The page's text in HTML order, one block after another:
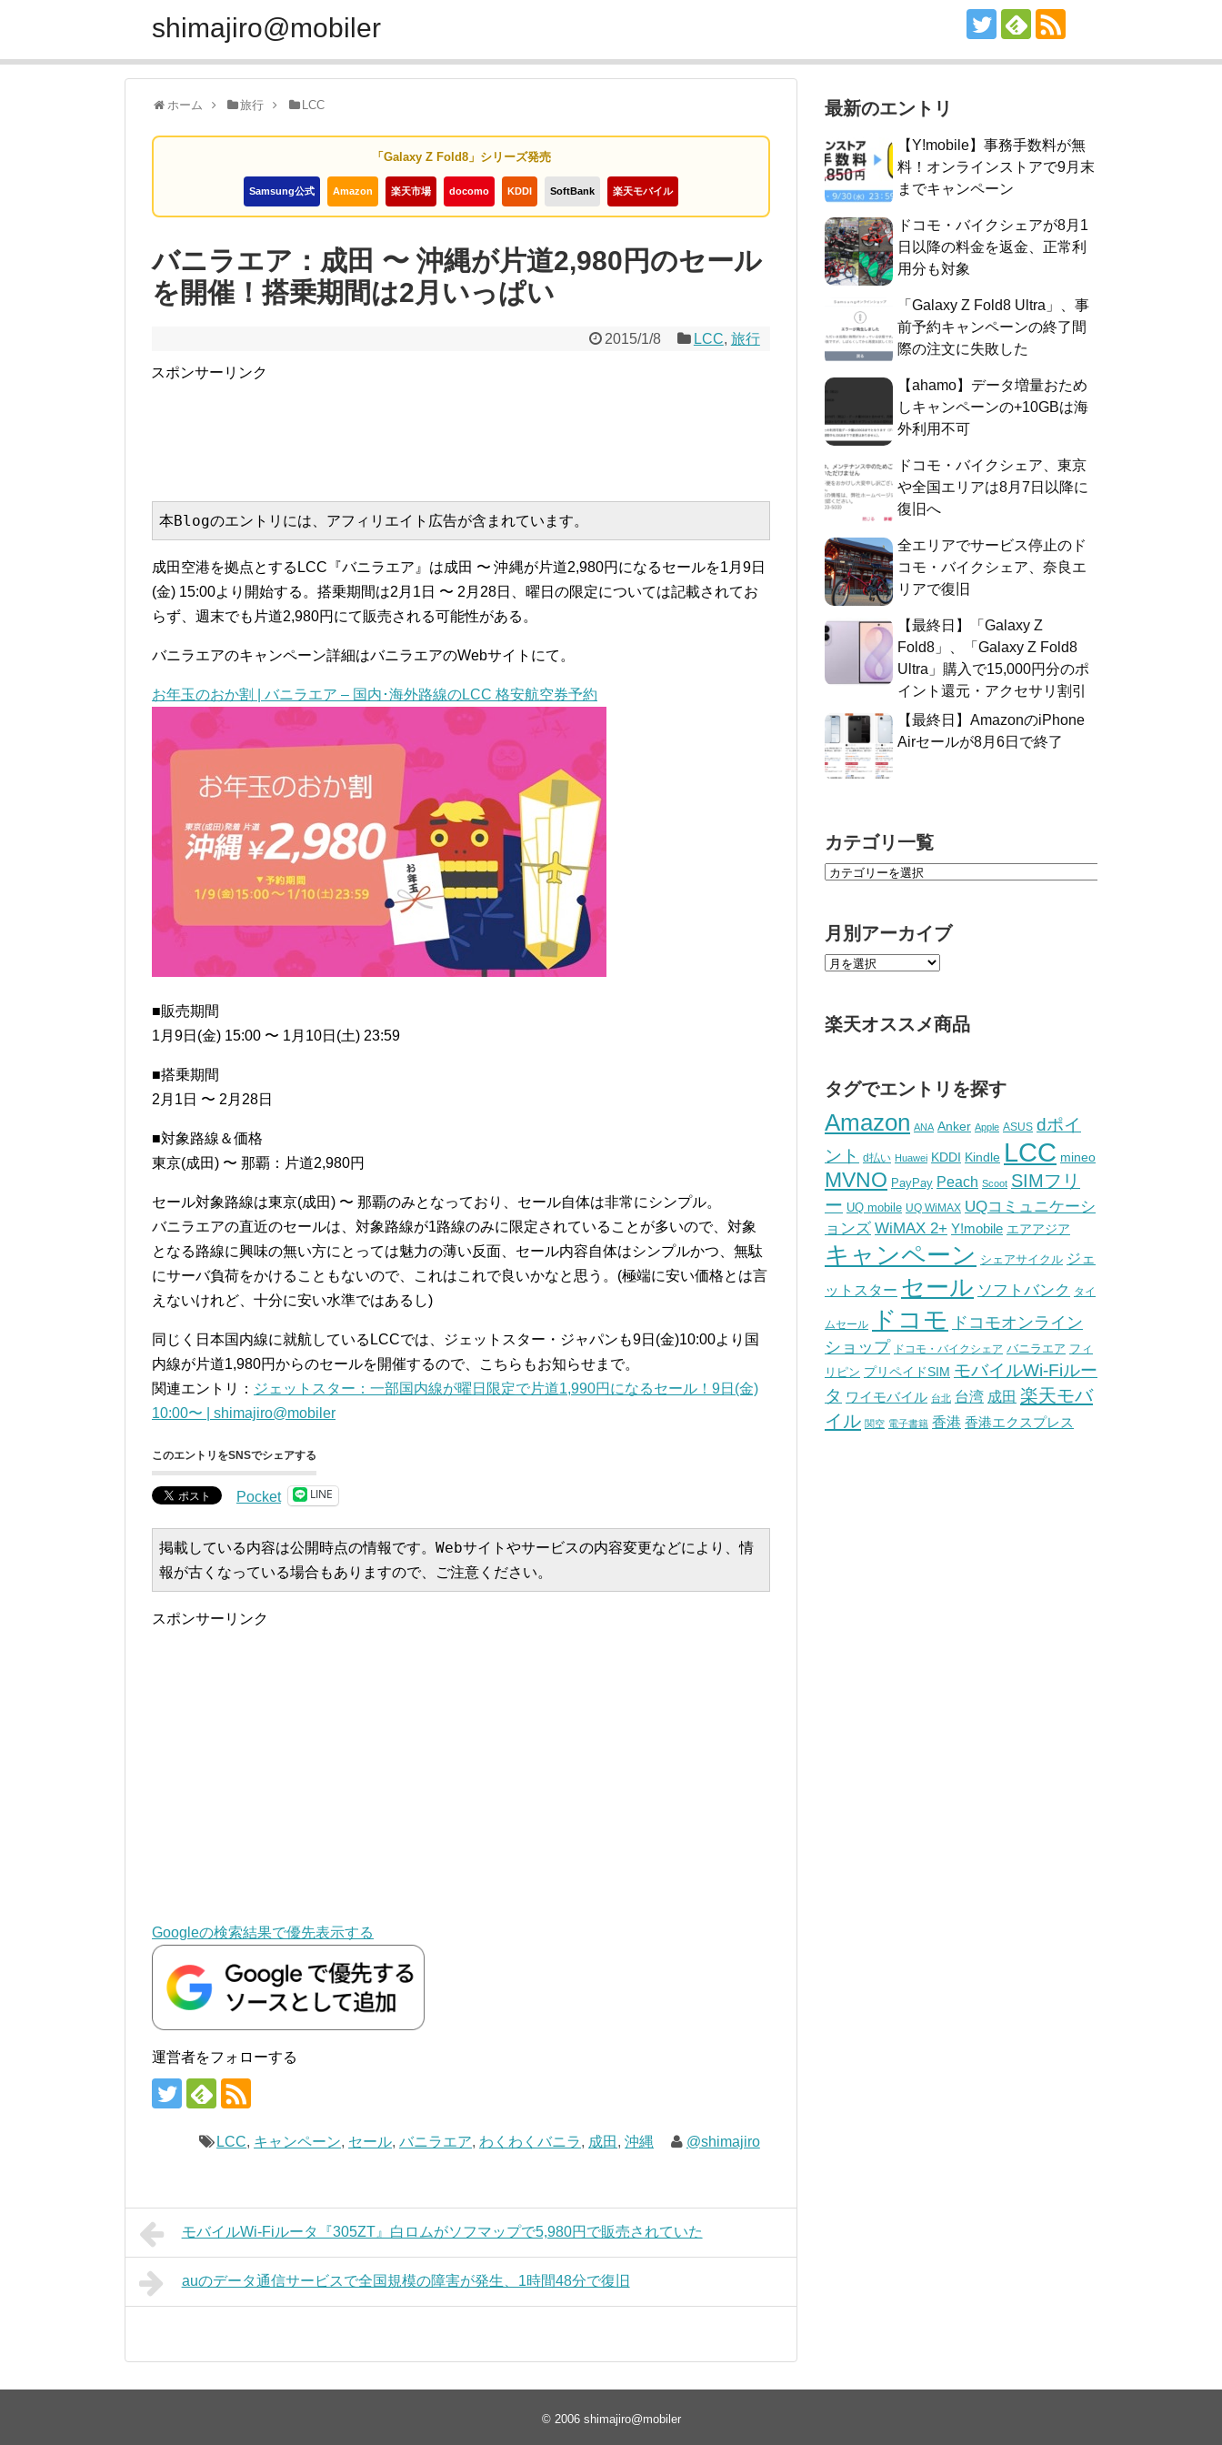
shimajiro@mobiler
ホーム 旅行 LCC
「Galaxy Z Fold8」シリーズ発売
Samsung公式 Amazon 楽天市場 docomo KDDI SoftBank 楽天モバイル
バニラエア：成田 〜 沖縄が片道2,980円のセール
を開催！搭乗期間は2月いっぱい
2015/1/8 LCC, 旅行
スポンサーリンク
本Blogのエントリには、アフィリエイト広告が含まれています。
成田空港を拠点とするLCC『バニラエア』は成田 〜 沖縄が片道2,980円になるセールを1月9日
(金) 15:00より開始する。搭乗期間は2月1日 〜 2月28日、曜日の限定については記載されてお
らず、週末でも片道2,980円にて販売される可能性がある。
バニラエアのキャンペーン詳細はバニラエアのWebサイトにて。
お年玉のおか割 | バニラエア – 国内･海外路線のLCC 格安航空券予約
■販売期間
1月9日(金) 15:00 〜 1月10日(土) 23:59
■搭乗期間
2月1日 〜 2月28日
■対象路線＆価格
東京(成田) 〜 那覇：片道2,980円
セール対象路線は東京(成田) 〜 那覇のみとなっており、セール自体は非常にシンプル。
バニラエアの直近のセールは、対象路線が1路線のみに限定されていることが多いので、対象
となる路線に興味の無い方にとっては魅力の薄い反面、セール内容自体はシンプルかつ、無駄
にサーバ負荷をかけることもないので、これはこれで良いかなと思う。(極端に安い価格とは言
えないけれど、十分に安い水準ではあるし)
同じく日本国内線に就航しているLCCでは、ジェットスター・ジャパンも9日(金)10:00より国
内線が片道1,980円からのセールを開催するので、こちらもお知らせまで。
関連エントリ： ジェットスター：一部国内線が曜日限定で片道1,990円になるセール！9日(金)
10:00〜 | shimajiro@mobiler
このエントリをSNSでシェアする
Pocket LINE
掲載している内容は公開時点の情報です。Webサイトやサービスの内容変更などにより、情
報が古くなっている場合もありますので、ご注意ください。
スポンサーリンク
Googleの検索結果で優先表示する
運営者をフォローする
LCC, キャンペーン, セール,バニラエア, わくわくバニラ, 成田 ,沖縄 @shimajiro
モバイルWi-Fiルータ『305ZT』白ロムがソフマップで5,980円で販売されていた
auのデータ通信サービスで全国規模の障害が発生、1時間48分で復旧
最新のエントリ
【Y!mobile】事務手数料が無
料！オンラインストアで9月末
までキャンペーン
ドコモ・バイクシェアが8月1
日以降の料金を返金、正常利
用分も対象
「Galaxy Z Fold8 Ultra」、事
前予約キャンペーンの終了間
際の注文に失敗した
【ahamo】データ増量おため
しキャンペーンの+10GBは海
外利用不可
ドコモ・バイクシェア、東京
や全国エリアは8月7日以降に
復旧へ
全エリアでサービス停止のド
コモ・バイクシェア、奈良エ
リアで復旧
【最終日】「Galaxy Z
Fold8」、「Galaxy Z Fold8
Ultra」購入で15,000円分のポ
イント還元・アクセサリ割引
【最終日】AmazonのiPhone
Airセールが8月6日で終了
カテゴリ一覧
月別アーカイブ
楽天オススメ商品
タグでエントリを探す
Amazon ANA Anker Apple ASUS dポイ
ント
d払い Huawei KDDI Kindle LCC mineo
MVNO PayPay Peach Scoot SIMフリ
ー UQ mobile UQ WiMAX UQコミュニケーシ
ョンズ WiMAX 2+ Y!mobile エアアジア
キャンペーン シェアサイクル ジェ
ットスター セール ソフトバンク タイ
ムセール ドコモ
ドコモオンライン
ショップ ドコモ・バイクシェア バニラエア フィ
リピン プリペイドSIM モバイルWi-Fiルー
タ ワイモバイル 台北 台湾 成田 楽天モバ
イル 関空 電子書籍 香港 香港エクスプレス
© 2006 shimajiro@mobiler